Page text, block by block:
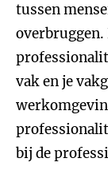
tussen
overbruggen.
vak en je
bij de